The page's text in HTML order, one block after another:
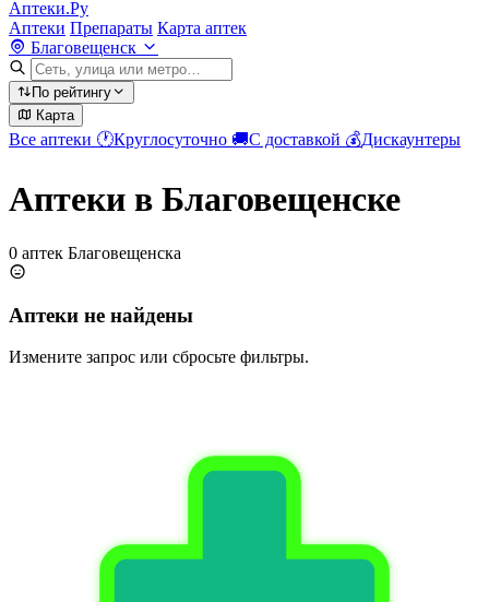
Аптеки.Ру
Аптеки Препараты Карта аптек
Благовещенск
По рейтингу
Карта
Все аптеки 🕐Круглосуточно 🚚С доставкой 💰Дискаунтеры
Аптеки в Благовещенске
0 аптек Благовещенска
Аптеки не найдены
Измените запрос или сбросьте фильтры.